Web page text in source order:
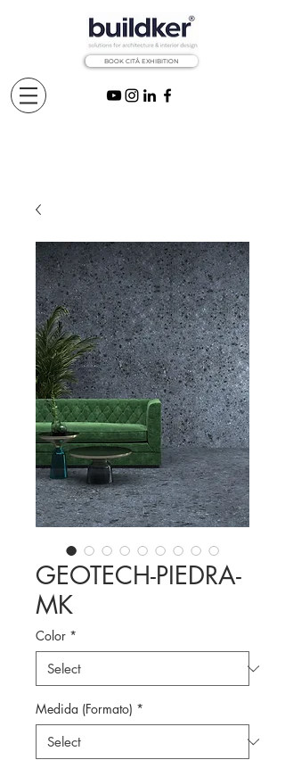
BOOK CITÅ EXHIBITION
GEOTECH-PIEDRA-
MK
Color *
Medida (Formato) *